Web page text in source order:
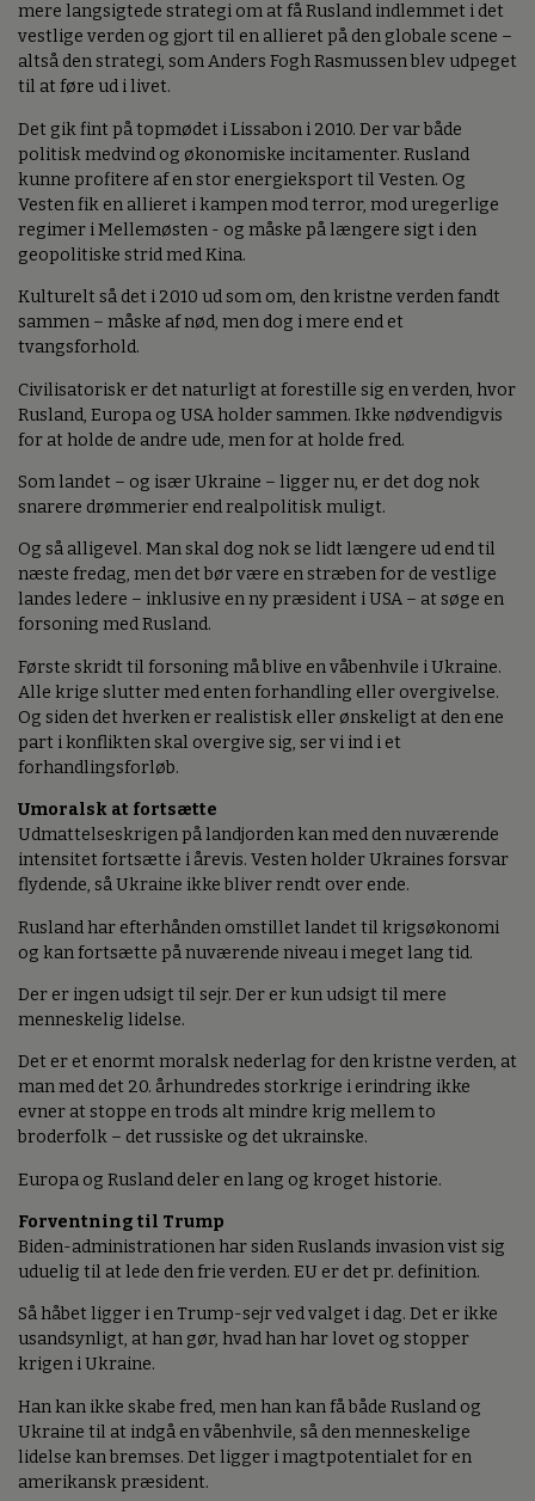
mere langsigtede strategi om at få Rusland indlemmet i det
vestlige verden og gjort til en allieret på den globale scene –
altså den strategi, som Anders Fogh Rasmussen blev udpeget
til at føre ud i livet.
Det gik fint på topmødet i Lissabon i 2010. Der var både
politisk medvind og økonomiske incitamenter. Rusland
kunne profitere af en stor energieksport til Vesten. Og
Vesten fik en allieret i kampen mod terror, mod uregerlige
regimer i Mellemøsten - og måske på længere sigt i den
geopolitiske strid med Kina.
Kulturelt så det i 2010 ud som om, den kristne verden fandt
sammen – måske af nød, men dog i mere end et
tvangsforhold.
Civilisatorisk er det naturligt at forestille sig en verden, hvor
Rusland, Europa og USA holder sammen. Ikke nødvendigvis
for at holde de andre ude, men for at holde fred.
Som landet – og især Ukraine – ligger nu, er det dog nok
snarere drømmerier end realpolitisk muligt.
Og så alligevel. Man skal dog nok se lidt længere ud end til
næste fredag, men det bør være en stræben for de vestlige
landes ledere – inklusive en ny præsident i USA – at søge en
forsoning med Rusland.
Første skridt til forsoning må blive en våbenhvile i Ukraine.
Alle krige slutter med enten forhandling eller overgivelse.
Og siden det hverken er realistisk eller ønskeligt at den ene
part i konflikten skal overgive sig, ser vi ind i et
forhandlingsforløb.
Umoralsk at fortsætte
Udmattelseskrigen på landjorden kan med den nuværende
intensitet fortsætte i årevis. Vesten holder Ukraines forsvar
flydende, så Ukraine ikke bliver rendt over ende.
Rusland har efterhånden omstillet landet til krigsøkonomi
og kan fortsætte på nuværende niveau i meget lang tid.
Der er ingen udsigt til sejr. Der er kun udsigt til mere
menneskelig lidelse.
Det er et enormt moralsk nederlag for den kristne verden, at
man med det 20. århundredes storkrige i erindring ikke
evner at stoppe en trods alt mindre krig mellem to
broderfolk – det russiske og det ukrainske.
Europa og Rusland deler en lang og kroget historie.
Forventning til Trump
Biden-administrationen har siden Ruslands invasion vist sig
uduelig til at lede den frie verden. EU er det pr. definition.
Så håbet ligger i en Trump-sejr ved valget i dag. Det er ikke
usandsynligt, at han gør, hvad han har lovet og stopper
krigen i Ukraine.
Han kan ikke skabe fred, men han kan få både Rusland og
Ukraine til at indgå en våbenhvile, så den menneskelige
lidelse kan bremses. Det ligger i magtpotentialet for en
amerikansk præsident.